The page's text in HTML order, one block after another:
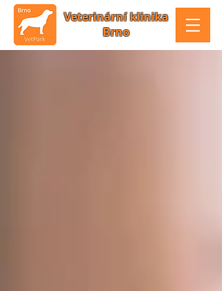
Veterinární klinika
Brno